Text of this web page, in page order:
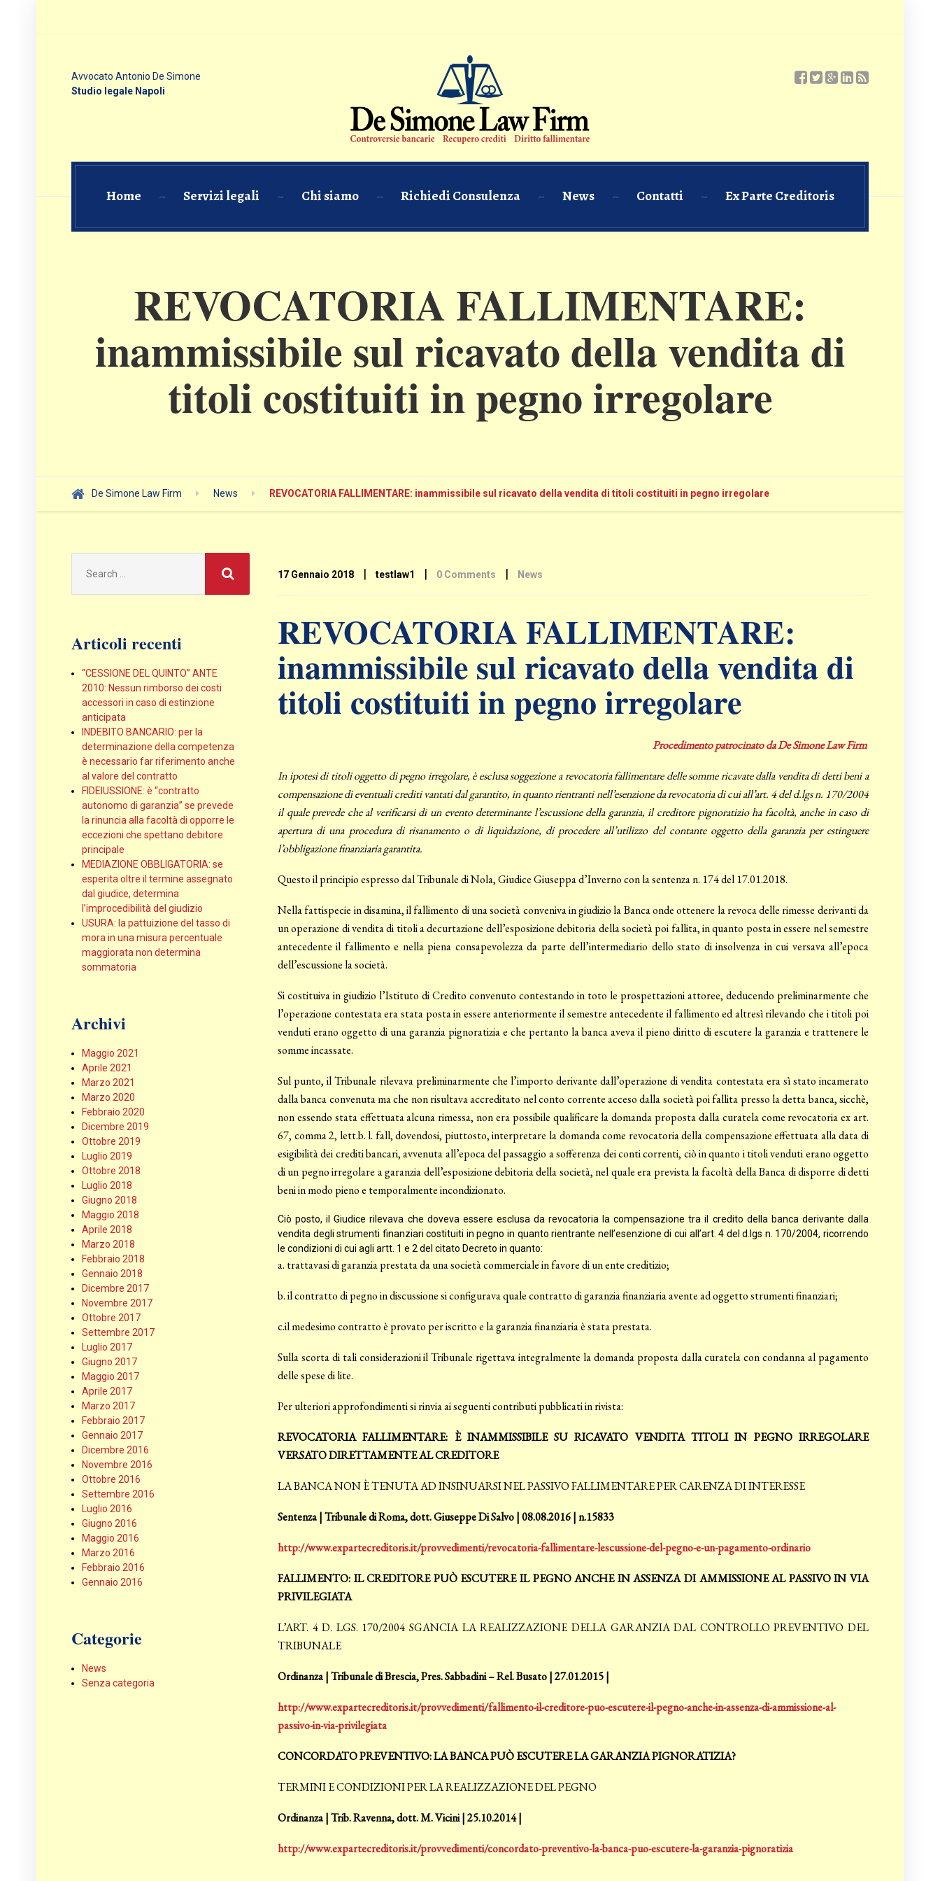
Avvocato Antonio De Simone
Studio legale Napoli
Home Servizi legali Chi siamo Richiedi Consulenza News Contatti Ex Parte Creditoris
REVOCATORIA FALLIMENTARE:
inammissibile sul ricavato della vendita di
titoli costituiti in pegno irregolare
De Simone Law Firm News REVOCATORIA FALLIMENTARE: inammissibile sul ricavato della vendita di titoli costituiti in pegno irregolare
17 Gennaio 2018 | testlaw1 | 0 Comments | News
REVOCATORIA FALLIMENTARE:
inammissibile sul ricavato della vendita di
titoli costituiti in pegno irregolare
Procedimento patrocinato da De Simone Law Firm
In ipotesi di titoli oggetto di pegno irregolare, è esclusa soggezione a revocatoria fallimentare delle somme ricavate dalla vendita di detti beni a
compensazione di eventuali crediti vantati dal garantito, in quanto rientrantinell’esenzione da revocatoria di cui all’art. 4 del d.lgs n. 170/2004
il quale prevede che al verificarsi di un evento determinante l’escussione della garanzia, il creditore pignoratizio ha facoltà, anche in caso di
apertura di una procedura di risanamento o di liquidazione, di procedere all’utilizzo del contante oggetto della garanzia per estinguere
l’obbligazione finanziaria garantita.
Questo il principio espresso dal Tribunale di Nola, Giudice Giuseppa d’Inverno con la sentenza n. 174 del 17.01.2018.
Nella fattispecie in disamina, il fallimento di una società conveniva in giudizio la Banca onde ottenere la revoca delle rimesse derivanti da
un operazione di vendita di titoli a decurtazione dell’esposizione debitoria della società poi fallita, in quanto posta in essere nel semestre
antecedente il fallimento e nella piena consapevolezza da parte dell’intermediario dello stato di insolvenza in cui versava all’epoca
dell’escussione la società.
Si costituiva in giudizio l’Istituto di Credito convenuto contestando in toto le prospettazioni attoree, deducendo preliminarmente che
l’operazione contestata era stata posta in essere anteriormente il semestre antecedente il fallimento ed altresì rilevando che i titoli poi
venduti erano oggetto di una garanzia pignoratizia e che pertanto la banca aveva il pieno diritto di escutere la garanzia e trattenere le
somme incassate.
Sul punto, il Tribunale rilevava preliminarmente che l’importo derivante dall’operazione di vendita contestata era sì stato incamerato
dalla banca convenuta ma che non risultava accreditato nel conto corrente acceso dalla società poi fallita presso la detta banca, sicchè,
non essendo stata effettuata alcuna rimessa, non era possibile qualificare la domanda proposta dalla curatela come revocatoria ex art.
67, comma 2, lett.b. l. fall, dovendosi, piuttosto, interpretare la domanda come revocatoria della compensazione effettuata alla data di
esigibilità dei crediti bancari, avvenuta all’epoca del passaggio a sofferenza dei conti correnti, ciò in quanto i titoli venduti erano oggetto
di un pegno irregolare a garanzia dell’esposizione debitoria della società, nel quale era prevista la facoltà della Banca di disporre di detti
beni in modo pieno e temporalmente incondizionato.
Ciò posto, il Giudice rilevava che doveva essere esclusa da revocatoria la compensazione tra il credito della banca derivante dalla
vendita degli strumenti finanziari costituiti in pegno in quanto rientrante nell’esenzione di cui all’art. 4 del d.lgs n. 170/2004, ricorrendo
le condizioni di cui agli artt. 1 e 2 del citato Decreto in quanto:
a. trattavasi di garanzia prestata da una società commerciale in favore di un ente creditizio;
b. il contratto di pegno in discussione si configurava quale contratto di garanzia finanziaria avente ad oggetto strumenti finanziari;
c.il medesimo contratto è provato per iscritto e la garanzia finanziaria è stata prestata.
Sulla scorta di tali considerazioni il Tribunale rigettava integralmente la domanda proposta dalla curatela con condanna al pagamento
delle spese di lite.
Per ulteriori approfondimenti si rinvia ai seguenti contributi pubblicati in rivista:
REVOCATORIA FALLIMENTARE: È INAMMISSIBILE SU RICAVATO VENDITA TITOLI IN PEGNO IRREGOLARE
VERSATO DIRETTAMENTE AL CREDITORE
LA BANCA NON È TENUTA AD INSINUARSI NEL PASSIVO FALLIMENTARE PER CARENZA DI INTERESSE
Sentenza | Tribunale di Roma, dott. Giuseppe Di Salvo | 08.08.2016 | n.15833
http://www.expartecreditoris.it/provvedimenti/revocatoria-fallimentare-lescussione-del-pegno-e-un-pagamento-ordinario
FALLIMENTO: IL CREDITORE PUÒ ESCUTERE IL PEGNO ANCHE IN ASSENZA DI AMMISSIONE AL PASSIVO IN VIA
PRIVILEGIATA
L’ART. 4 D. LGS. 170/2004 SGANCIA LA REALIZZAZIONE DELLA GARANZIA DAL CONTROLLO PREVENTIVO DEL
TRIBUNALE
Ordinanza | Tribunale di Brescia, Pres. Sabbadini – Rel. Busato | 27.01.2015 |
http://www.expartecreditoris.it/provvedimenti/fallimento-il-creditore-puo-escutere-il-pegno-anche-in-assenza-di-ammissione-al-
passivo-in-via-privilegiata
CONCORDATO PREVENTIVO: LA BANCA PUÒ ESCUTERE LA GARANZIA PIGNORATIZIA?
TERMINI E CONDIZIONI PER LA REALIZZAZIONE DEL PEGNO
Ordinanza | Trib. Ravenna, dott. M. Vicini | 25.10.2014 |
http://www.expartecreditoris.it/provvedimenti/concordato-preventivo-la-banca-puo-escutere-la-garanzia-pignoratizia
for:
Articoli recenti
“CESSIONE DEL QUINTO” ANTE
2010: Nessun rimborso dei costi
accessori in caso di estinzione
anticipata
INDEBITO BANCARIO: per la
determinazione della competenza
è necessario far riferimento anche
al valore del contratto
FIDEIUSSIONE: è “contratto
autonomo di garanzia” se prevede
la rinuncia alla facoltà di opporre le
eccezioni che spettano debitore
principale
MEDIAZIONE OBBLIGATORIA: se
esperita oltre il termine assegnato
dal giudice, determina
l’improcedibilità del giudizio
USURA: la pattuizione del tasso di
mora in una misura percentuale
maggiorata non determina
sommatoria
Archivi
Maggio 2021
Aprile 2021
Marzo 2021
Marzo 2020
Febbraio 2020
Dicembre 2019
Ottobre 2019
Luglio 2019
Ottobre 2018
Luglio 2018
Giugno 2018
Maggio 2018
Aprile 2018
Marzo 2018
Febbraio 2018
Gennaio 2018
Dicembre 2017
Novembre 2017
Ottobre 2017
Settembre 2017
Luglio 2017
Giugno 2017
Maggio 2017
Aprile 2017
Marzo 2017
Febbraio 2017
Gennaio 2017
Dicembre 2016
Novembre 2016
Ottobre 2016
Settembre 2016
Luglio 2016
Giugno 2016
Maggio 2016
Marzo 2016
Febbraio 2016
Gennaio 2016
Categorie
News
Senza categoria